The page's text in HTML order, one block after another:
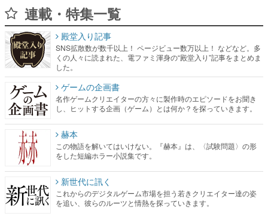
連載・特集一覧
殿堂入り記事
SNS拡散数が数千以上！ ページビュー数万以上！ などなど。多
くの人々に読まれた、電ファミ渾身の“殿堂入り”記事をまとめま
した。
ゲームの企画書
名作ゲームクリエイターの方々に製作時のエピソードをお聞き
し、ヒットする企画（ゲーム）とは何か？を探っていきます。
赫本
この物語を解いてはいけない。『赫本』は、〈試験問題〉の形
をした短編ホラー小説集です。
新世代に訊く
これからのデジタルゲーム市場を担う若きクリエイター達の姿
を追い、彼らのルーツと情熱を探っていきます。